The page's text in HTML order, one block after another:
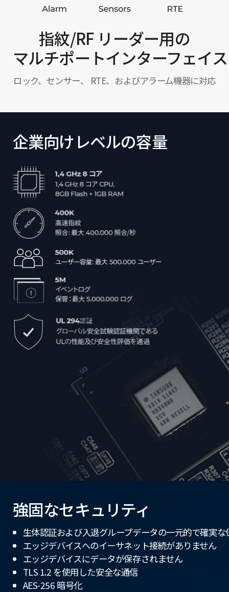
指紋/RF リーダー用の
マルチポートインターフェイス
ロック、センサー、 RTE、およびアラーム機器に対応
企業向けレベルの容量
強固なセキュリティ
生体認証および入退グループデータの一元的で確実な
エッジデバイスへのイーサネット接続がありません
エッジデバイスにデータが保存されません
TLS 1.2 を使用した安全な通信
AES-256 暗号化